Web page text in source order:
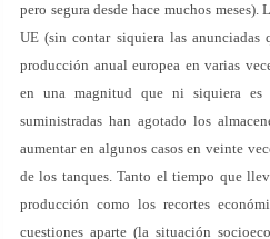
pero segura desde hace muchos
UE (sin contar siquiera las anunciadas
producción anual europea en varias
en una magnitud que ni siquiera es
suministradas han agotado los
aumentar en algunos casos en veinte
de los tanques. Tanto el tiempo que
producción como los recortes
cuestiones aparte (la situación